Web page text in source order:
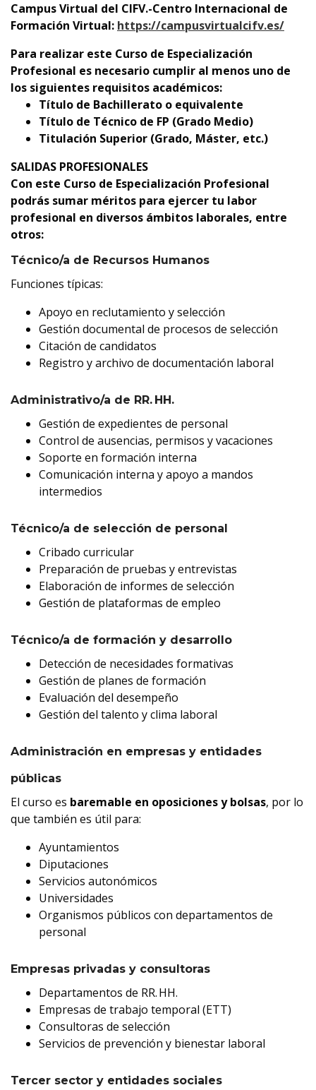
Campus Virtual del CIFV.-Centro Internacional de
Formación Virtual: https://campusvirtualcifv.es/
Para realizar este Curso de Especialización
Profesional es necesario cumplir al menos uno de
los siguientes requisitos académicos:
Título de Bachillerato o equivalente
Título de Técnico de FP (Grado Medio)
Titulación Superior (Grado, Máster, etc.)
SALIDAS PROFESIONALES
Con este Curso de Especialización Profesional
podrás sumar méritos para ejercer tu labor
profesional en diversos ámbitos laborales, entre
otros:
Técnico/a de Recursos Humanos
Funciones típicas:
Apoyo en reclutamiento y selección
Gestión documental de procesos de selección
Citación de candidatos
Registro y archivo de documentación laboral
Administrativo/a de RR. HH.
Gestión de expedientes de personal
Control de ausencias, permisos y vacaciones
Soporte en formación interna
Comunicación interna y apoyo a mandos
intermedios
Técnico/a de selección de personal
Cribado curricular
Preparación de pruebas y entrevistas
Elaboración de informes de selección
Gestión de plataformas de empleo
Técnico/a de formación y desarrollo
Detección de necesidades formativas
Gestión de planes de formación
Evaluación del desempeño
Gestión del talento y clima laboral
Administración en empresas y entidades
públicas
El curso es baremable en oposiciones y bolsas, por lo
que también es útil para:
Ayuntamientos
Diputaciones
Servicios autonómicos
Universidades
Organismos públicos con departamentos de
personal
Empresas privadas y consultoras
Departamentos de RR. HH.
Empresas de trabajo temporal (ETT)
Consultoras de selección
Servicios de prevención y bienestar laboral
Tercer sector y entidades sociales